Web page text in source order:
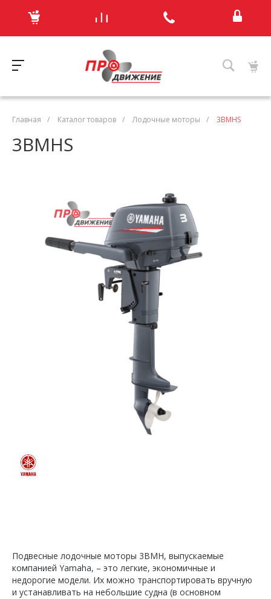
Главная / Каталог товаров / Лодочные моторы / 3BMHS
3BMHS
Подвесные лодочные моторы 3ВMH, выпускаемые
компанией Yamaha, – это легкие, экономичные и
недорогие модели. Их можно транспортировать вручную
и устанавливать на небольшие судна (в основном